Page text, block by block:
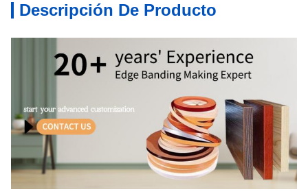
Descripción De Producto